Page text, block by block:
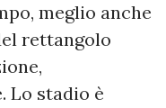
meglio anche
rettangolo
Lo stadio è